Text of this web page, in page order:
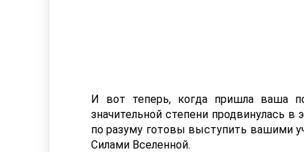
И вот теперь, когда пришла ваша
значительной степени продвинулась
по разуму готовы выступить вашими
Силами Вселенной.